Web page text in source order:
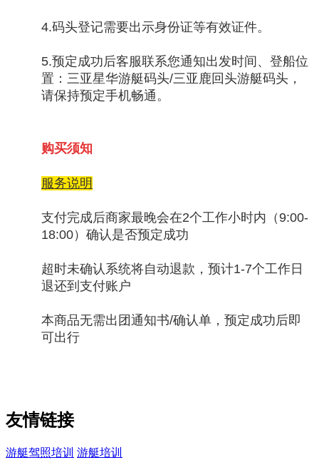
4.码头登记需要出示身份证等有效证件。
5.预定成功后客服联系您通知出发时间、登船位
置：三亚星华游艇码头/三亚鹿回头游艇码头，
请保持预定手机畅通。
购买须知
服务说明
支付完成后商家最晚会在2个工作小时内（9:00-
18:00）确认是否预定成功
超时未确认系统将自动退款，预计1-7个工作日
退还到支付账户
本商品无需出团通知书/确认单，预定成功后即
可出行
友情链接
游艇驾照培训 游艇培训